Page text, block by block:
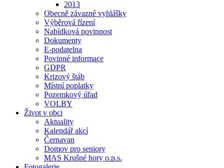
2013
Obecně závazné vyhlášky
Výběrová řízení
Nabídková povinnost
Dokumenty
E-podatelna
Povinné informace
GDPR
Krizový štáb
Místní poplatky
Pozemkový úřad
VOLBY
Život v obci
Aktuality
Kalendář akcí
Černavan
Domov pro seniory
MAS Krušné hory o.p.s.